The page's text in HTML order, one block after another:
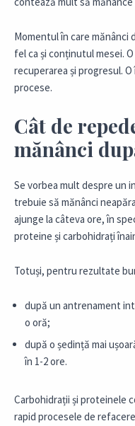
Momentul în care
fel ca și conținutul mesei.
recuperarea și progresul.
procese.
Cât de
mănânci
Se vorbea mult despre un
trebuie să mănânci
ajunge la câteva ore, în
proteine și carbohidrați
Totuși, pentru rezultate
după un antrenament
o oră;
după o ședință mai
în 1-2 ore.
Carbohidrații și proteinele
rapid procesele de